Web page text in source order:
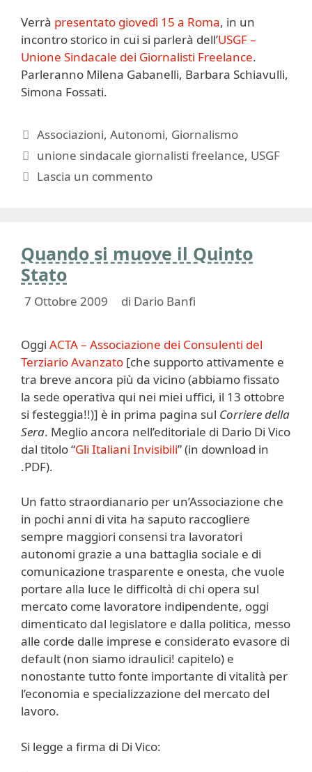
Verrà presentato giovedì 15 a Roma, in un
incontro storico in cui si parlerà dell’USGF –
Unione Sindacale dei Giornalisti Freelance.
Parleranno Milena Gabanelli, Barbara Schiavulli,
Simona Fossati.
Categorie
Associazioni,Autonomi, Giornalismo
Tag
unione sindacale giornalisti freelance, USGF
Lascia un commento
Quando si muove il Quinto
Stato
7 Ottobre 2009 di Dario Banfi
Oggi ACTA – Associazione dei Consulenti del
Terziario Avanzato [che supporto attivamente e
tra breve ancora più da vicino (abbiamo fissato
la sede operativa qui nei miei uffici, il 13 ottobre
si festeggia!!)] è in prima pagina sul Corriere della
Sera. Meglio ancora nell’editoriale di Dario Di Vico
dal titolo “Gli Italiani Invisibili” (in download in
.PDF).
Un fatto straordianario per un’Associazione che
in pochi anni di vita ha saputo raccogliere
sempre maggiori consensi tra lavoratori
autonomi grazie a una battaglia sociale e di
comunicazione trasparente e onesta, che vuole
portare alla luce le difficoltà di chi opera sul
mercato come lavoratore indipendente, oggi
dimenticato dal legislatore e dalla politica, messo
alle corde dalle imprese e considerato evasore di
default (non siamo idraulici! capitelo) e
nonostante tutto fonte importante di vitalità per
l’economia e specializzazione del mercato del
lavoro.
Si legge a firma di Di Vico: